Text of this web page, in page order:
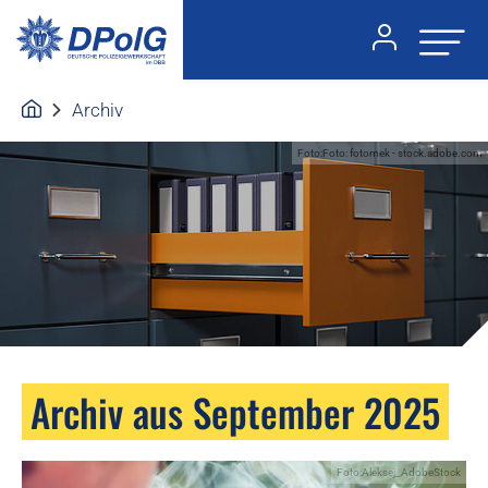
Archiv
Foto:Foto: fotomek - stock.adobe.com
Archiv aus September 2025
Foto:Aleksej_AdobeStock